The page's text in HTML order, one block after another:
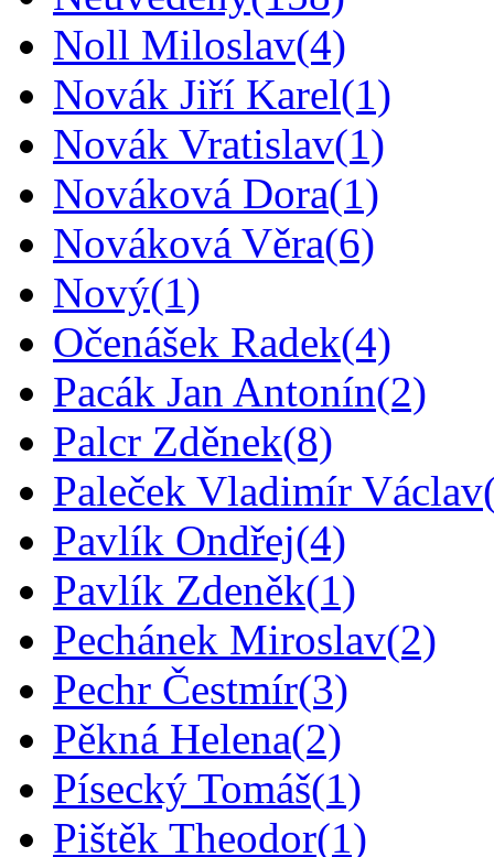
Noll Miloslav(4)
Novák Jiří Karel(1)
Novák Vratislav(1)
Nováková Dora(1)
Nováková Věra(6)
Nový(1)
Očenášek Radek(4)
Pacák Jan Antonín(2)
Palcr Zděnek(8)
Paleček Vladimír Václav
Pavlík Ondřej(4)
Pavlík Zdeněk(1)
Pechánek Miroslav(2)
Pechr Čestmír(3)
Pěkná Helena(2)
Písecký Tomáš(1)
Pištěk Theodor(1)